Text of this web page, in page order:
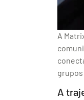
A
grupos
A